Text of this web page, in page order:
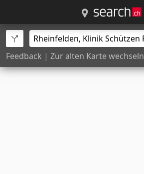
Feedback | Zur alten Karte wechseln